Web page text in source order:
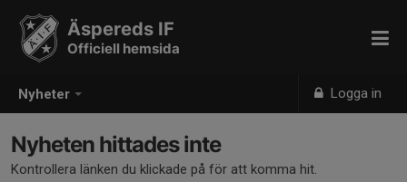
Nyheter Logga in
Äspereds IF
Officiell hemsida
Nyheten hittades inte
Kontrollera länken du klickade på för att komma hit.